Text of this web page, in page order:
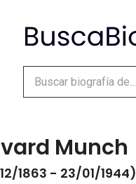
Munch
1863 - 23/01/1944)